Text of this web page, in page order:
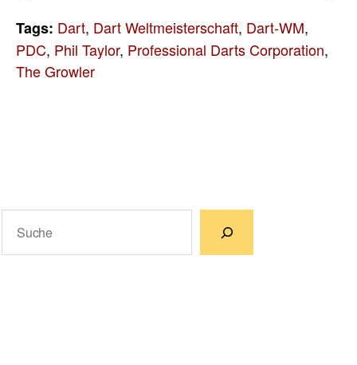
Tags: Dart, Dart Weltmeisterschaft, Dart-WM,
PDC, Phil Taylor, Professional Darts Corporation,
The Growler